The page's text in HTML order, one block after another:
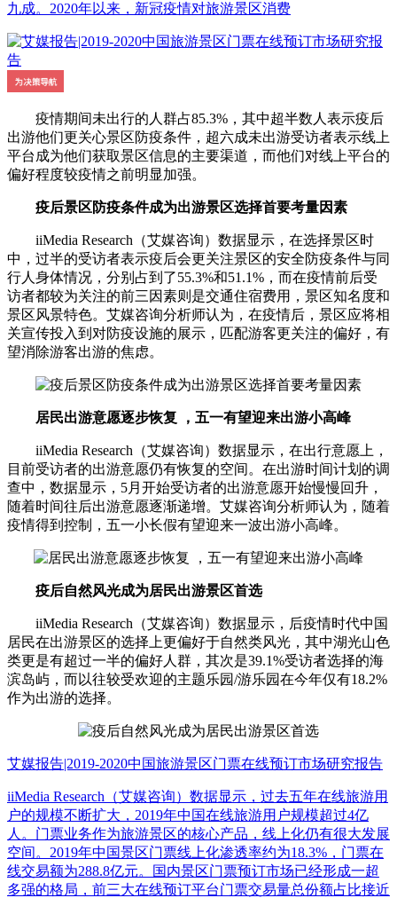
九成。2020年以来，新冠疫情对旅游景区消费
疫情期间未出行的人群占85.3%，其中超半数人表示疫后
出游他们更关心景区防疫条件，超六成未出游受访者表示线上
平台成为他们获取景区信息的主要渠道，而他们对线上平台的
偏好程度较疫情之前明显加强。
疫后景区防疫条件成为出游景区选择首要考量因素
iiMedia Research（艾媒咨询）数据显示，在选择景区时
中，过半的受访者表示疫后会更关注景区的安全防疫条件与同
行人身体情况，分别占到了55.3%和51.1%，而在疫情前后受
访者都较为关注的前三因素则是交通住宿费用，景区知名度和
景区风景特色。艾媒咨询分析师认为，在疫情后，景区应将相
关宣传投入到对防疫设施的展示，匹配游客更关注的偏好，有
望消除游客出游的焦虑。
居民出游意愿逐步恢复 ，五一有望迎来出游小高峰
iiMedia Research（艾媒咨询）数据显示，在出行意愿上，
目前受访者的出游意愿仍有恢复的空间。在出游时间计划的调
查中，数据显示，5月开始受访者的出游意愿开始慢慢回升，
随着时间往后出游意愿逐渐递增。艾媒咨询分析师认为，随着
疫情得到控制，五一小长假有望迎来一波出游小高峰。
疫后自然风光成为居民出游景区首选
iiMedia Research（艾媒咨询）数据显示，后疫情时代中国
居民在出游景区的选择上更偏好于自然类风光，其中湖光山色
类更是有超过一半的偏好人群，其次是39.1%受访者选择的海
滨岛屿，而以往较受欢迎的主题乐园/游乐园在今年仅有18.2%
作为出游的选择。
艾媒报告|2019-2020中国旅游景区门票在线预订市场研究报告
iiMedia Research（艾媒咨询）数据显示，过去五年在线旅游用
户的规模不断扩大，2019年中国在线旅游用户规模超过4亿
人。门票业务作为旅游景区的核心产品，线上化仍有很大发展
空间。2019年中国景区门票线上化渗透率约为18.3%，门票在
线交易额为288.8亿元。国内景区门票预订市场已经形成一超
多强的格局，前三大在线预订平台门票交易量总份额占比接近